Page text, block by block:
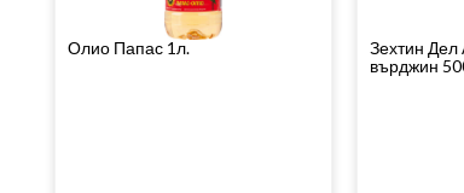
Олио Папас 1л.
Зехтин Дел
върджин